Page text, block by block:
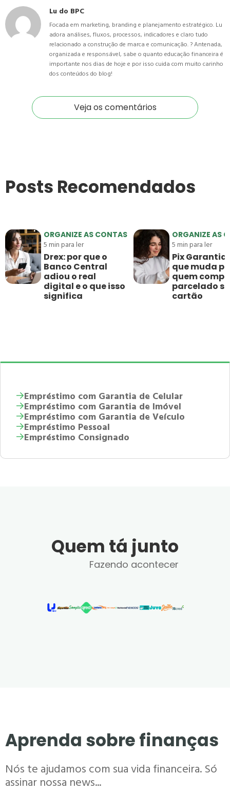
Lu do BPC
Focada em marketing, branding e planejamento estratégico. Lu
adora análises, fluxos, processos, indicadores e claro tudo
relacionado a construção de marca e comunicação. ? Antenada,
organizada e responsável, sabe o quanto educação financeira é
importante nos dias de hoje e por isso cuida com muito carinho
dos conteúdos do blog!
Veja os comentários
Posts Recomendados
ORGANIZE AS CONTAS
5min para ler
Drex: por que o
Banco Central
adiou o real
digital e o que isso
significa
ORGANIZE AS
5min para ler
Pix
que muda
quem
parcelado
cartão
Empréstimo com Garantia de Celular
Empréstimo com Garantia de Imóvel
Empréstimo com Garantia de Veículo
Empréstimo Pessoal
Empréstimo Consignado
Quem tá junto
Fazendo acontecer
Aprenda sobre finanças
Nós te ajudamos com sua vida financeira. Só
assinar nossa news...